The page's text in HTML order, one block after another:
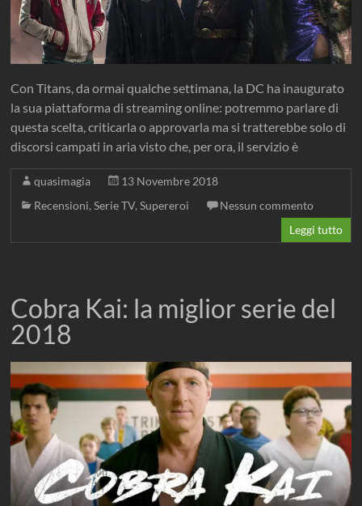
Con Titans, da ormai qualche settimana, la DC ha inaugurato
la sua piattaforma di streaming online: potremmo parlare di
questa scelta, criticarla o approvarla ma si tratterebbe solo di
discorsi campati in aria visto che, per ora, il servizio è
quasimagia
13 Novembre 2018
Recensioni,Serie TV,Supereroi
Nessun commento
Leggi tutto
Cobra Kai: la miglior serie del
2018